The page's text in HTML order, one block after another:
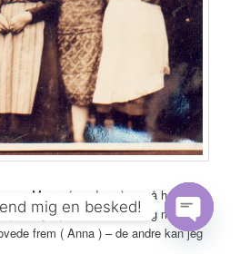
Maren ( moderen) og på hendes
( Houkjær) Mellem hende og moderen
frem ( Anna ) – de andre kan jeg
mig en besked!
Open